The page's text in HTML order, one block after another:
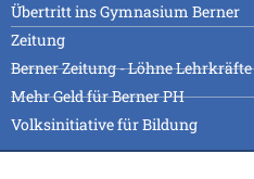
Übertritt ins Gymnasium Berner
Zeitung
Berner Zeitung - Löhne Lehrkräfte
Mehr Geld für Berner PH
Volksinitiative für Bildung